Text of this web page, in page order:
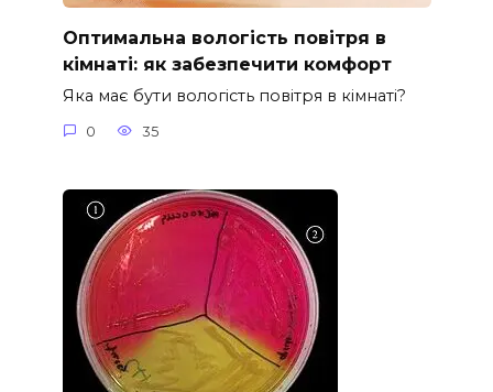
Оптимальна вологість повітря в
кімнаті: як забезпечити комфорт
Яка має бути вологість повітря в кімнаті?
0 35